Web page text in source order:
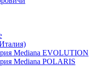
Mediana EVOLUTION
Mediana POLARIS